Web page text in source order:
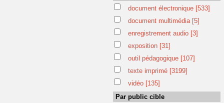
document électronique [533]
document multimédia [5]
enregistrement audio [3]
exposition [31]
outil pédagogique [107]
texte imprimé [3199]
vidéo [135]
Par public cible